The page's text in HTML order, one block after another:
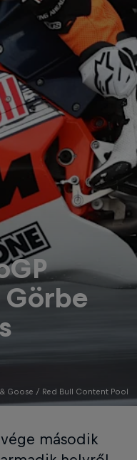
Goose / Red Bull Content Pool
Görbe
második